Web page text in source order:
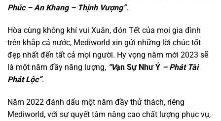
Phúc – An Khang – Thịnh Vượng”.
Hòa cùng không khí vui Xuân, đón Tết của mọi gia đình
trên khắp cả nước, Mediworld xin gửi những lời chúc tốt
đẹp nhất đến tất cả mọi người. Hy vọng năm mới 2023 sẽ
là một năm đầy năng lượng, “Vạn Sự Như Ý – Phát Tài
Phát Lộc”.
Năm 2022 đánh dấu một năm đầy thử thách, riêng
Mediworld, với sự quyết tâm nâng cao chất lượng phục vụ,